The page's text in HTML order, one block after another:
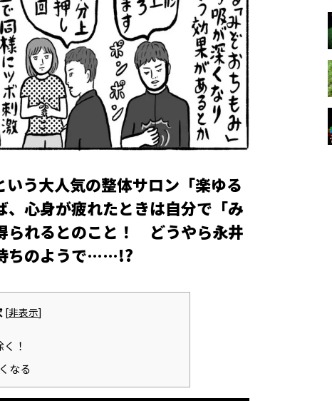
う大人気の整体サロン「楽ゆる
心身が疲れたときは自分で「み
られるとのこと！ どうやら永井
ちのようで……!?
[非表示]
！
なる